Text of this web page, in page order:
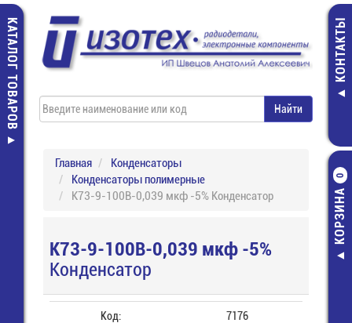
КАТАЛОГ ТОВАРОВ КОНТАКТЫ
КОРЗИНА
0
Главная
Конденсаторы
Конденсаторы полимерные
К73-9-100В-0,039 мкф -5% Конденсатор
К73-9-100В-0,039 мкф -5%
Конденсатор
Код: 7176